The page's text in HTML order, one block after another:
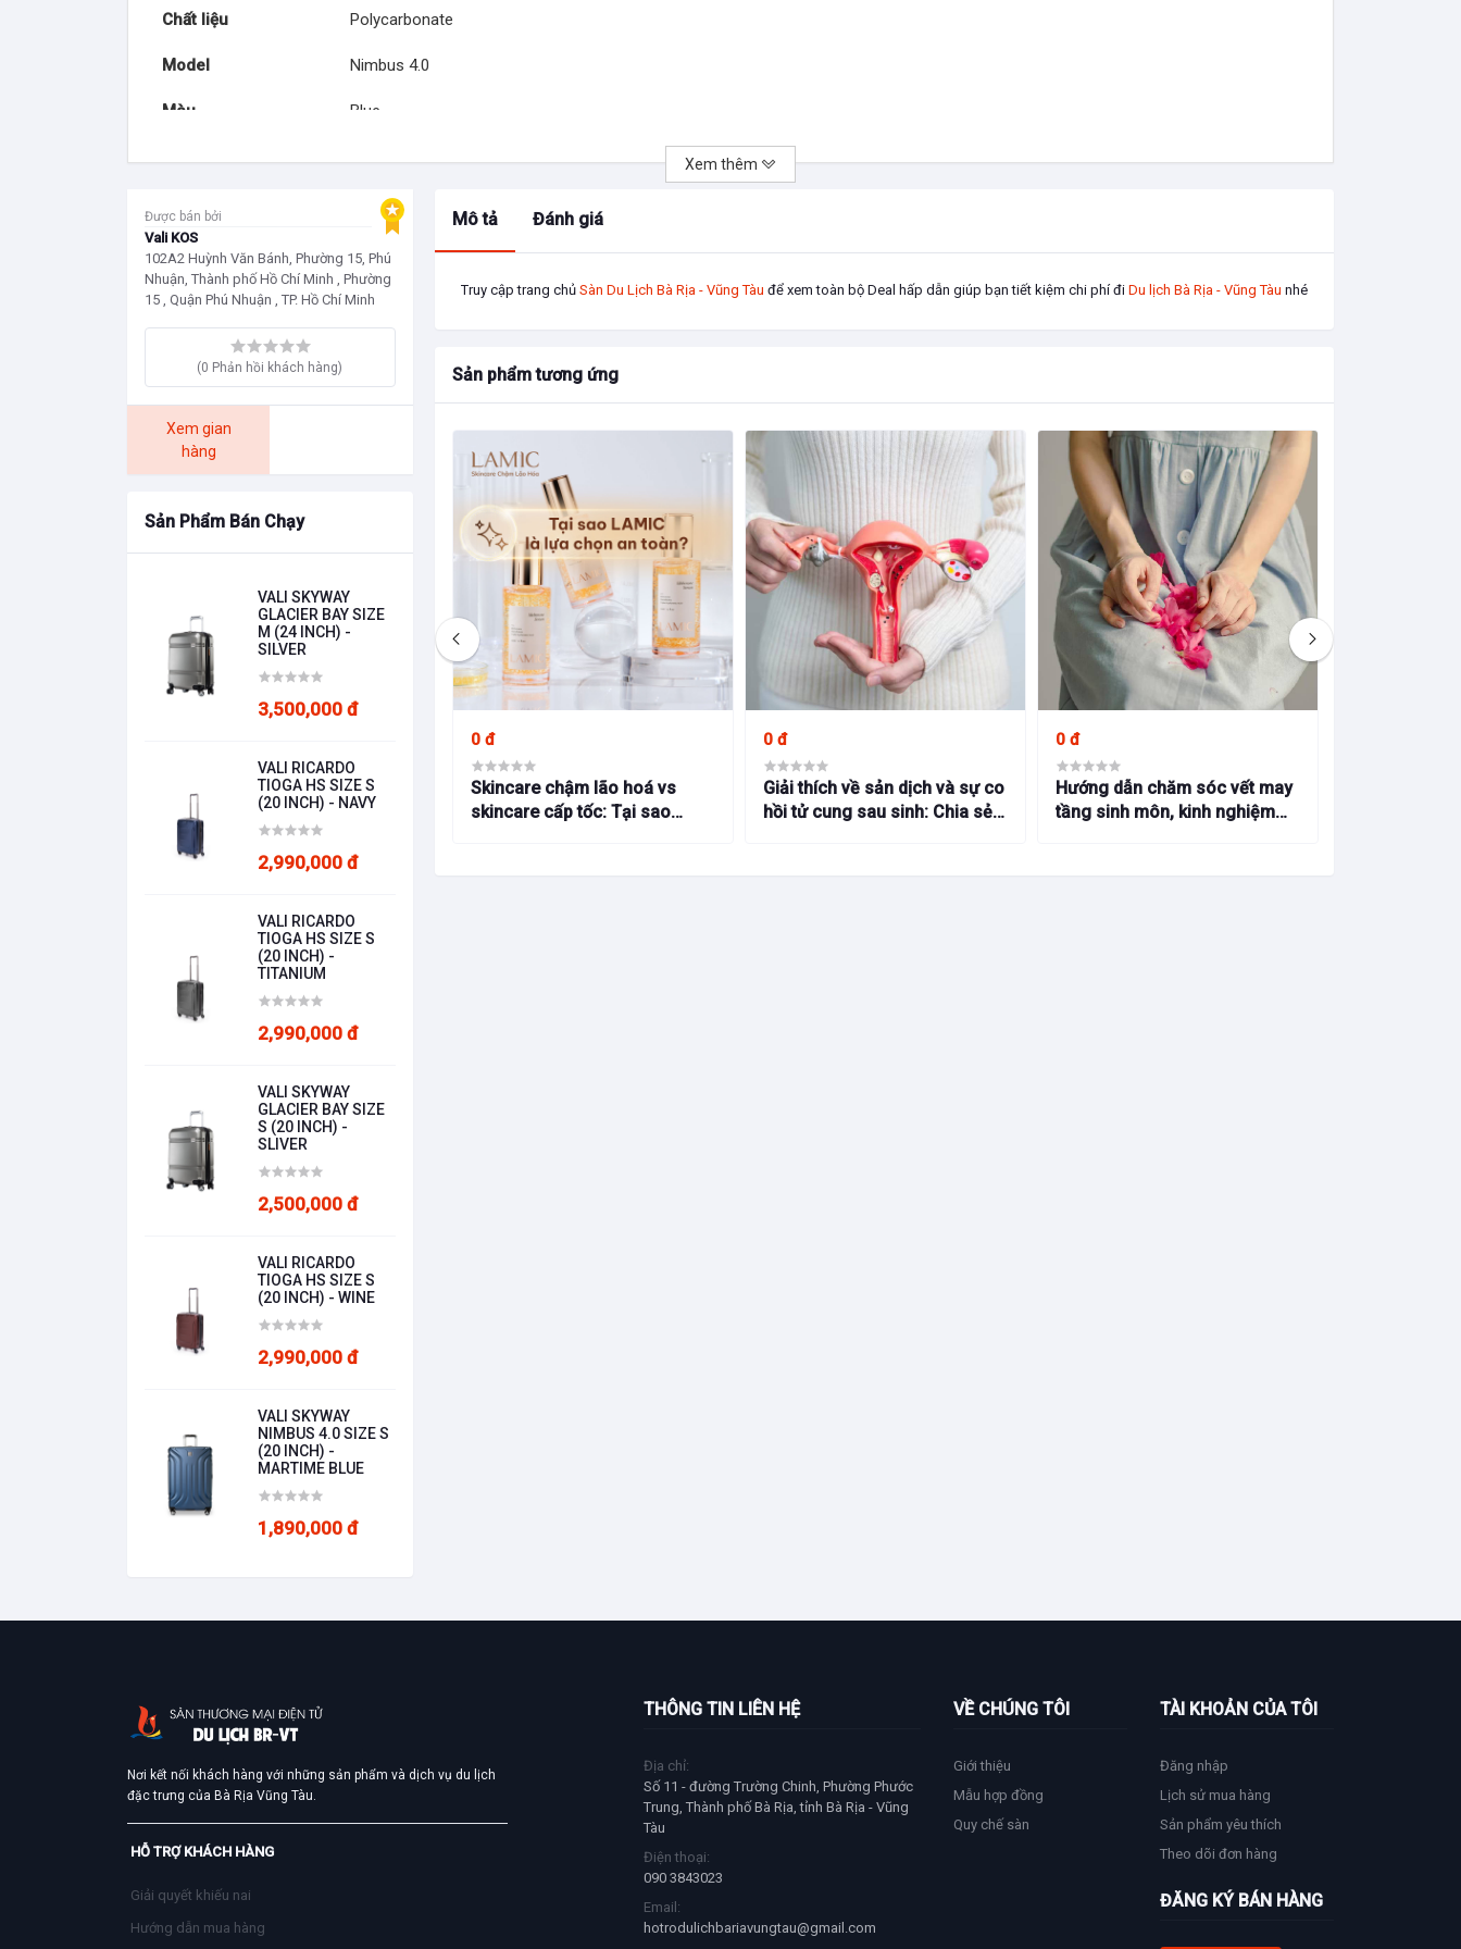
Chất liệu Polycarbonate
Model Nimbus 4.0
Màu Blue
4.2 kg
Độ nới 5cm
Website https://www.skywayluggage.com/
Thương hiệu
Xuất xứ Made in China
Bảo hành
Xem thêm
Được bán bởi
Vali KOS
102A2 Huỳnh Văn Bánh, Phường 15, Phú
Nhuận, Thành phố Hồ Chí Minh , Phường
15 , Quận Phú Nhuận , TP. Hồ Chí Minh
(0 Phản hồi khách hàng)
Xem gian
hàng
Sản Phẩm Bán Chạy
VALI SKYWAY
GLACIER BAY SIZE
M (24 INCH) -
SILVER
3,500,000 đ
VALI RICARDO
TIOGA HS SIZE S
(20 INCH) - NAVY
2,990,000 đ
VALI RICARDO
TIOGA HS SIZE S
(20 INCH) -
TITANIUM
2,990,000 đ
VALI SKYWAY
GLACIER BAY SIZE
S (20 INCH) -
SLIVER
2,500,000 đ
VALI RICARDO
TIOGA HS SIZE S
(20 INCH) - WINE
2,990,000 đ
VALI SKYWAY
NIMBUS 4.0 SIZE S
(20 INCH) -
MARTIME BLUE
1,890,000 đ
Mô tả Đánh giá
Truy cập trang chủ Sàn Du Lịch Bà Rịa - Vũng Tàu để xem toàn bộ Deal hấp dẫn giúp bạn tiết kiệm chi phí đi Du lịch Bà Rịa - Vũng Tàu nhé
Sản phẩm tương ứng
350,000 đ
TÚI TRÙM VALI XE VỊT SG -
SIZE S - MÀU XANH
0 đ
Skincare chậm lão hoá vs
skincare cấp tốc: Tại sao
0 đ
Giải thích về sản dịch và sự co
hồi tử cung sau sinh: Chia sẻ
0 đ
Hướng dẫn chăm sóc vết may
tầng sinh môn, kinh nghiệm
Nơi kết nối khách hàng với những sản phẩm và dịch vụ du lịch
đặc trưng của Bà Rịa Vũng Tàu.
HỖ TRỢ KHÁCH HÀNG
Giải quyết khiếu nai
Hướng dẫn mua hàng
THÔNG TIN LIÊN HỆ
Địa chỉ:
Số 11 - đường Trường Chinh, Phường Phước
Trung, Thành phố Bà Rịa, tỉnh Bà Rịa - Vũng
Tàu
Điện thoại:
090 3843023
Email:
hotrodulichbariavungtau@gmail.com
VỀ CHÚNG TÔI
Giới thiệu
Mẫu hợp đồng
Quy chế sàn
TÀI KHOẢN CỦA TÔI
Đăng nhập
Lịch sử mua hàng
Sản phẩm yêu thích
Theo dõi đơn hàng
ĐĂNG KÝ BÁN HÀNG